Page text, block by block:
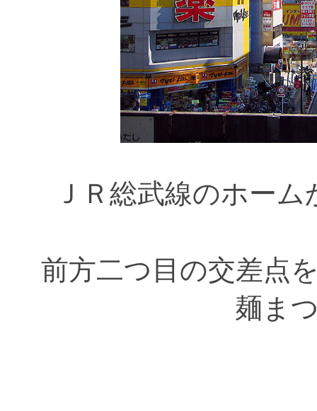
ＪＲ総武線のホー
前方二つ目の交差点
麺ま